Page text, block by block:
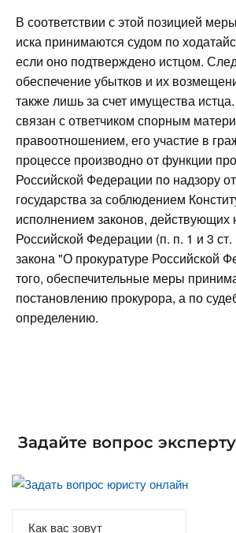
В соответствии с этой позицией
иска принимаются судом по
если оно подтверждено истцом.
обеспечение убытков и их
также лишь за счет имущества
связан с ответчиком спорным
правоотношением, его участие в
процессе производно от функции
Российской Федерации по надзору
государства за соблюдением
исполнением законов, действующих
Российской Федерации (п. п. 1 и 3
закона "О прокуратуре Российской
того, обеспечительные меры
постановлению прокурора, а по
определению.
Задайте вопрос эксперту